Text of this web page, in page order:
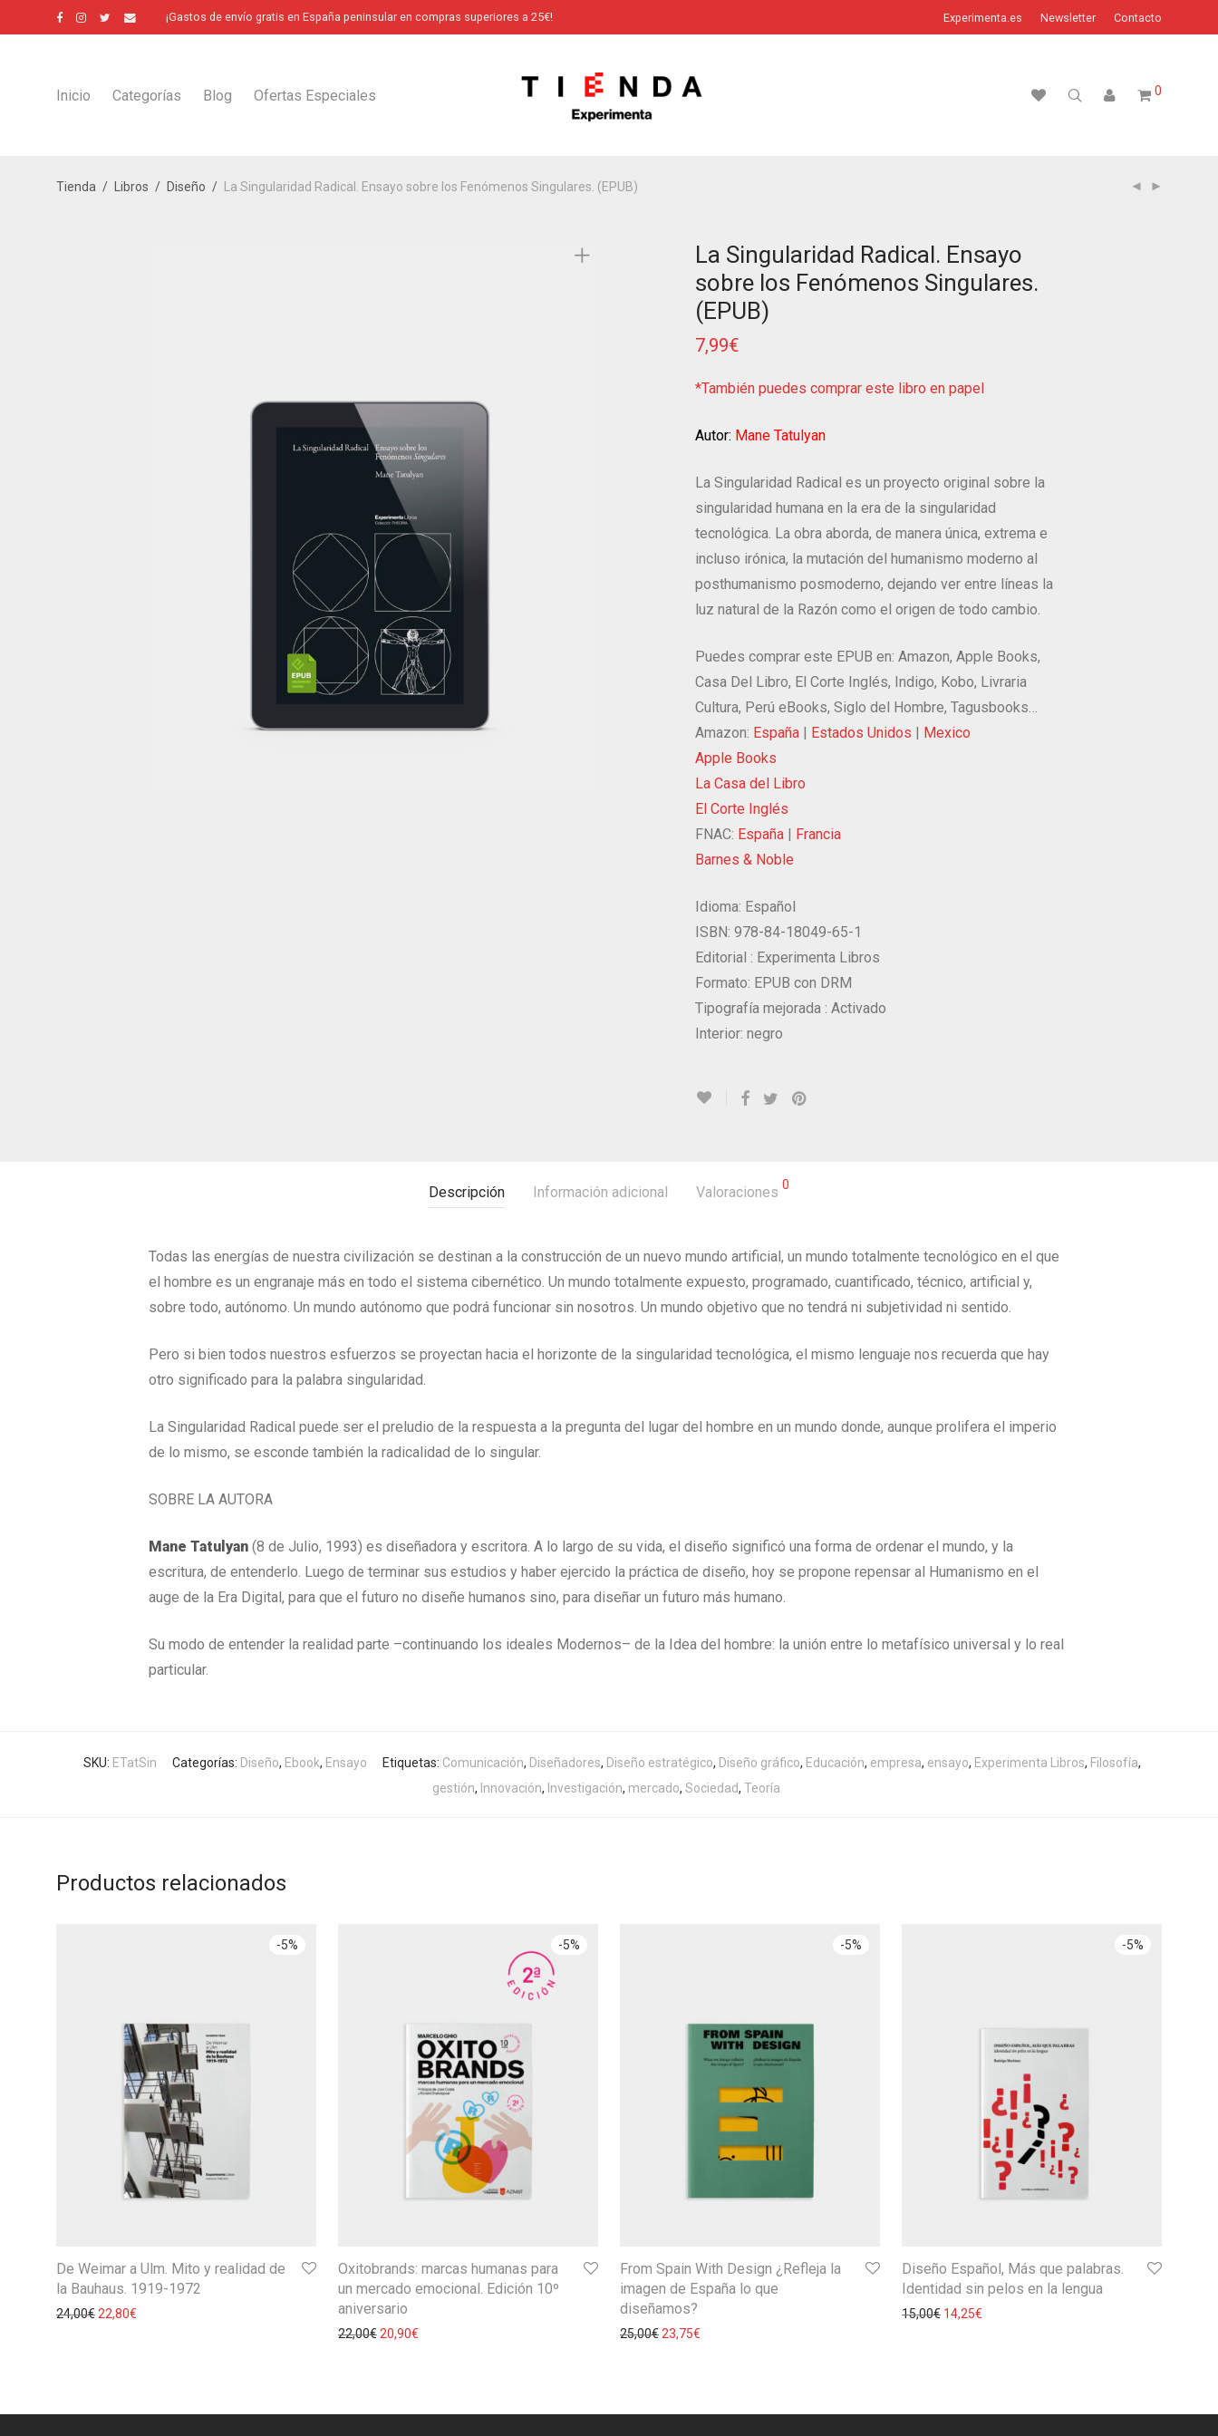
¡Gastos de envío gratis en España peninsular en compras superiores a 25€! Experimenta.es Newsletter Contacto
Inicio Categorías Blog Ofertas Especiales 0
Tienda / Libros / Diseño / La Singularidad Radical. Ensayo sobre los Fenómenos Singulares. (EPUB)
La Singularidad Radical. Ensayo
sobre los Fenómenos Singulares.
(EPUB)
7,99€
*También puedes comprar este libro en papel
Autor: Mane Tatulyan
La Singularidad Radical es un proyecto original sobre la
singularidad humana en la era de la singularidad
tecnológica. La obra aborda, de manera única, extrema e
incluso irónica, la mutación del humanismo moderno al
posthumanismo posmoderno, dejando ver entre líneas la
luz natural de la Razón como el origen de todo cambio.
Puedes comprar este EPUB en: Amazon, Apple Books,
Casa Del Libro, El Corte Inglés, Indigo, Kobo, Livraria
Cultura, Perú eBooks, Siglo del Hombre, Tagusbooks…
Amazon: España | Estados Unidos | Mexico
Apple Books
La Casa del Libro
El Corte Inglés
FNAC: España | Francia
Barnes & Noble
Idioma: Español
ISBN: 978-84-18049-65-1
Editorial : Experimenta Libros
Formato: EPUB con DRM
Tipografía mejorada : Activado
Interior: negro
Descripción Información adicional Valoraciones 0
Todas las energías de nuestra civilización se destinan a la construcción de un nuevo mundo artificial, un mundo totalmente tecnológico en el que
el hombre es un engranaje más en todo el sistema cibernético. Un mundo totalmente expuesto, programado, cuantificado, técnico, artificial y,
sobre todo, autónomo. Un mundo autónomo que podrá funcionar sin nosotros. Un mundo objetivo que no tendrá ni subjetividad ni sentido.
Pero si bien todos nuestros esfuerzos se proyectan hacia el horizonte de la singularidad tecnológica, el mismo lenguaje nos recuerda que hay
otro significado para la palabra singularidad.
La Singularidad Radical puede ser el preludio de la respuesta a la pregunta del lugar del hombre en un mundo donde, aunque prolifera el imperio
de lo mismo, se esconde también la radicalidad de lo singular.
SOBRE LA AUTORA
Mane Tatulyan (8 de Julio, 1993) es diseñadora y escritora. A lo largo de su vida, el diseño significó una forma de ordenar el mundo, y la
escritura, de entenderlo. Luego de terminar sus estudios y haber ejercido la práctica de diseño, hoy se propone repensar al Humanismo en el
auge de la Era Digital, para que el futuro no diseñe humanos sino, para diseñar un futuro más humano.
Su modo de entender la realidad parte –continuando los ideales Modernos– de la Idea del hombre: la unión entre lo metafísico universal y lo real
particular.
SKU: ETatSin Categorías: Diseño, Ebook, Ensayo Etiquetas: Comunicación, Diseñadores, Diseño estratégico, Diseño gráfico, Educación, empresa, ensayo, Experimenta Libros, Filosofía,
gestión, Innovación, Investigación, mercado, Sociedad, Teoría
Productos relacionados
-5%
De Weimar a Ulm. Mito y realidad de
la Bauhaus. 1919-1972
24,00€ 22,80€
-5%
Oxitobrands: marcas humanas para
un mercado emocional. Edición 10º
aniversario
22,00€ 20,90€
-5%
From Spain With Design ¿Refleja la
imagen de España lo que
diseñamos?
25,00€ 23,75€
-5%
Diseño Español, Más que palabras.
Identidad sin pelos en la lengua
15,00€ 14,25€